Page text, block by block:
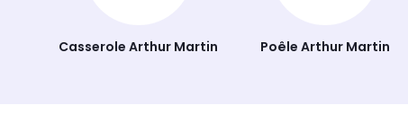
Casserole Arthur Martin Poêle Arthur Martin